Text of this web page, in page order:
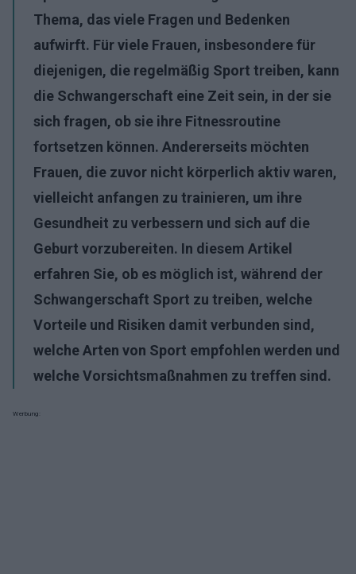
Thema, das viele Fragen und Bedenken
aufwirft. Für viele Frauen, insbesondere für
diejenigen, die regelmäßig Sport treiben, kann
die Schwangerschaft eine Zeit sein, in der sie
sich fragen, ob sie ihre Fitnessroutine
fortsetzen können. Andererseits möchten
Frauen, die zuvor nicht körperlich aktiv waren,
vielleicht anfangen zu trainieren, um ihre
Gesundheit zu verbessern und sich auf die
Geburt vorzubereiten. In diesem Artikel
erfahren Sie, ob es möglich ist, während der
Schwangerschaft Sport zu treiben, welche
Vorteile und Risiken damit verbunden sind,
welche Arten von Sport empfohlen werden und
welche Vorsichtsmaßnahmen zu treffen sind.
Werbung: